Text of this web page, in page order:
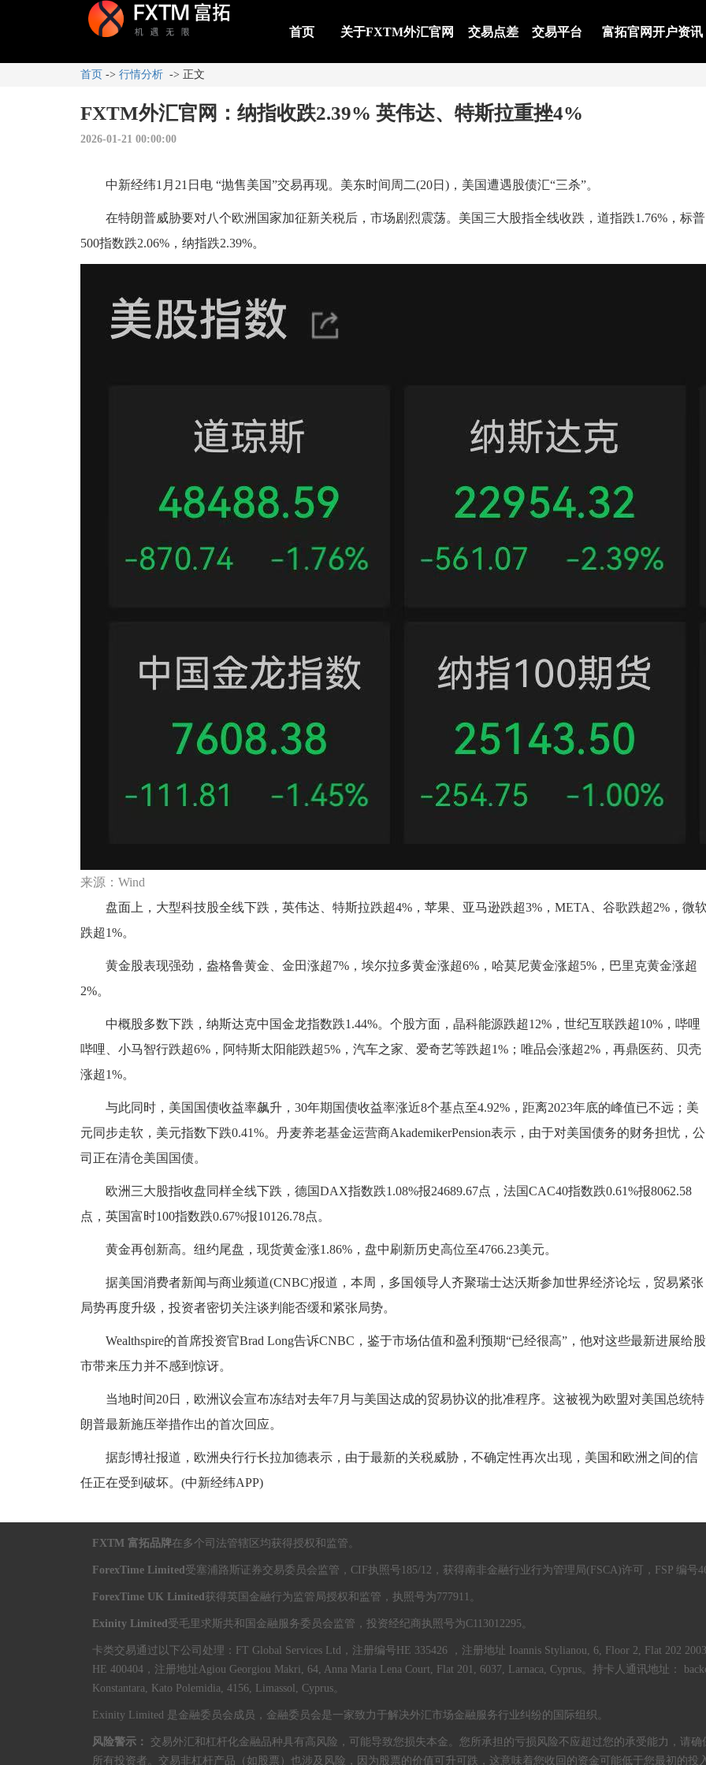
首页 关于FXTM外汇官网 交易点差 交易平台 富拓官网开户资讯
首页 -> 行情分析 -> 正文
FXTM外汇官网：纳指收跌2.39% 英伟达、特斯拉重挫4%
2026-01-21 00:00:00
中新经纬1月21日电 “抛售美国”交易再现。美东时间周二(20日)，美国遭遇股债汇“三杀”。
在特朗普威胁要对八个欧洲国家加征新关税后，市场剧烈震荡。美国三大股指全线收跌，道指跌1.76%，标普
500指数跌2.06%，纳指跌2.39%。
来源：Wind
盘面上，大型科技股全线下跌，英伟达、特斯拉跌超4%，苹果、亚马逊跌超3%，META、谷歌跌超2%，微
跌超1%。
黄金股表现强劲，盎格鲁黄金、金田涨超7%，埃尔拉多黄金涨超6%，哈莫尼黄金涨超5%，巴里克黄金涨超
2%。
中概股多数下跌，纳斯达克中国金龙指数跌1.44%。个股方面，晶科能源跌超12%，世纪互联跌超10%，哔哩
哔哩、小马智行跌超6%，阿特斯太阳能跌超5%，汽车之家、爱奇艺等跌超1%；唯品会涨超2%，再鼎医药、贝壳
涨超1%。
与此同时，美国国债收益率飙升，30年期国债收益率涨近8个基点至4.92%，距离2023年底的峰值已不远；美
元同步走软，美元指数下跌0.41%。丹麦养老基金运营商AkademikerPension表示，由于对美国债务的财务担忧，公
司正在清仓美国国债。
欧洲三大股指收盘同样全线下跌，德国DAX指数跌1.08%报24689.67点，法国CAC40指数跌0.61%报8062.58
点，英国富时100指数跌0.67%报10126.78点。
黄金再创新高。纽约尾盘，现货黄金涨1.86%，盘中刷新历史高位至4766.23美元。
据美国消费者新闻与商业频道(CNBC)报道，本周，多国领导人齐聚瑞士达沃斯参加世界经济论坛，贸易紧张
局势再度升级，投资者密切关注谈判能否缓和紧张局势。
Wealthspire的首席投资官Brad Long告诉CNBC，鉴于市场估值和盈利预期“已经很高”，他对这些最新进展给股
市带来压力并不感到惊讶。
当地时间20日，欧洲议会宣布冻结对去年7月与美国达成的贸易协议的批准程序。这被视为欧盟对美国总统特
朗普最新施压举措作出的首次回应。
据彭博社报道，欧洲央行行长拉加德表示，由于最新的关税威胁，不确定性再次出现，美国和欧洲之间的信
任正在受到破坏。(中新经纬APP)
FXTM 富拓品牌在多个司法管辖区均获得授权和监管。
ForexTime Limited 受塞浦路斯证券交易委员会监管，CIF执照号185/12，获得南非金融行业行为管理局(FSCA)许可，FSP 编号
ForexTime UK Limited 获得英国金融行为监管局授权和监管，执照号为777911。
Exinity Limited 受毛里求斯共和国金融服务委员会监管，投资经纪商执照号为C113012295。
卡类交易通过以下公司处理：FT Global Services Ltd，注册编号HE 335426 ，注册地址 Ioannis Stylianou, 6, Floor 2, Flat 202
HE 400404，注册地址Agiou Georgiou Makri, 64, Anna Maria Lena Court, Flat 201, 6037, Larnaca, Cyprus。持卡人通讯地址：
Konstantara, Kato Polemidia, 4156, Limassol, Cyprus。
Exinity Limited 是金融委员会成员，金融委员会是一家致力于解决外汇市场金融服务行业纠纷的国际组织。
风险警示：
交易外汇和杠杆化金融品种具有高风险，可能导致您损失本金。您所承担的亏损风险不应超过您的承受能力，请
所有投资者。交易非杠杆产品（如股票）也涉及风险，因为股票的价值可升可跌，这意味着您收回的资金可能低于您最初的